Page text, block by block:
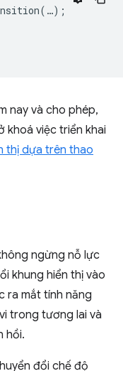
( …);
nay và cho phép,
khoá việc triển khai
thị dựa trên thao
ngừng nỗ lực
khung hiển thị vào
ra mắt tính năng
trong tương lai và
hồi.
đổi chế độ